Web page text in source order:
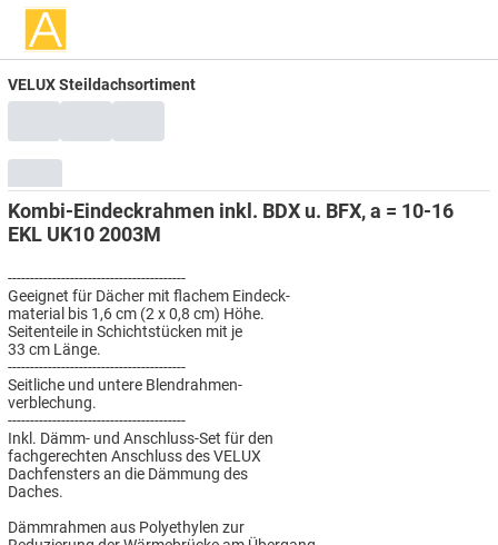
VELUX Steildachsortiment
Kombi-Eindeckrahmen inkl. BDX u. BFX, a = 10-16
EKL UK10 2003M
----------------------------------------
Geeignet für Dächer mit flachem Eindeck-
material bis 1,6 cm (2 x 0,8 cm) Höhe.
Seitenteile in Schichtstücken mit je
33 cm Länge.
----------------------------------------
Seitliche und untere Blendrahmen-
verblechung.
----------------------------------------
Inkl. Dämm- und Anschluss-Set für den
fachgerechten Anschluss des VELUX
Dachfensters an die Dämmung des
Daches.
Dämmrahmen aus Polyethylen zur